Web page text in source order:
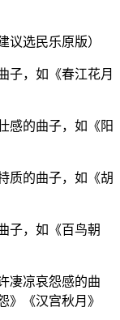
议选民乐原版）
子，如《春江花月
感的曲子，如《阳
质的曲子，如《胡
子，如《百鸟朝
凄凉哀怨感的曲
》《汉宫秋月》